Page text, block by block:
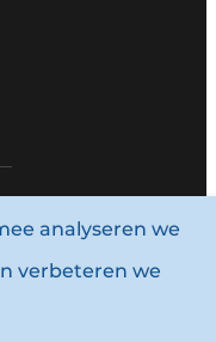
analyseren we
verbeteren we